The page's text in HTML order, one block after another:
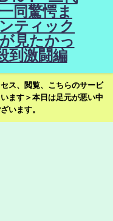
同驚愕ま
ティック
見たかっ
到激闘編
ス、閲覧、こちらのサービ
ます＞本日は足元が悪い中
います。